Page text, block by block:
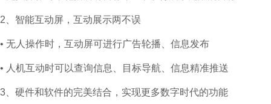
2、智能互动屏，互动展示两不误
• 无人操作时，互动屏可进行广告轮播、信息发布
• 人机互动时可以查询信息、目标导航、信息精准推送
3、硬件和软件的完美结合，实现更多数字时代的功能